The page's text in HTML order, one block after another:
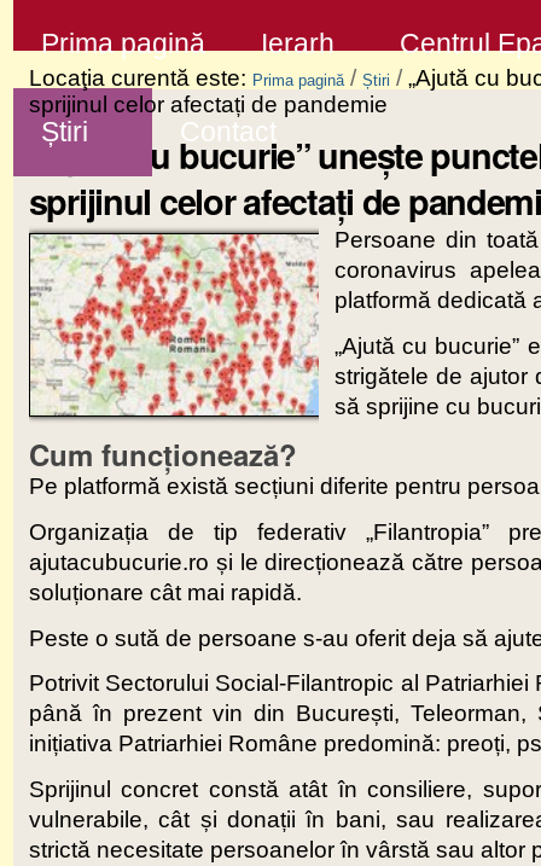
la
conţinut
Sari
la
navigare
Prima pagină Ierarh Centrul
Știri Contact
Locaţia curentă este: Prima pagină / Știri / „Ajută cu
sprijinul celor afectați de pandemie
„Ajută cu bucurie” unește
sprijinul celor afectați de
Persoane din
coronavirus
platformă dedicată
„Ajută cu bucurie”
strigătele de ajutor
să sprijine cu
Cum funcționează?
Pe platformă există secțiuni diferite pentru
Organizația de tip federativ „Filantropia”
ajutacubucurie.ro și le direcționează către
soluționare cât mai rapidă.
Peste o sută de persoane s-au oferit deja să
Potrivit Sectorului Social-Filantropic al
până în prezent vin din București,
inițiativa Patriarhiei Române predomină: preoți,
Sprijinul concret constă atât în consiliere,
vulnerabile, cât și donații în bani, sau
strictă necesitate persoanelor în vârstă sau altor